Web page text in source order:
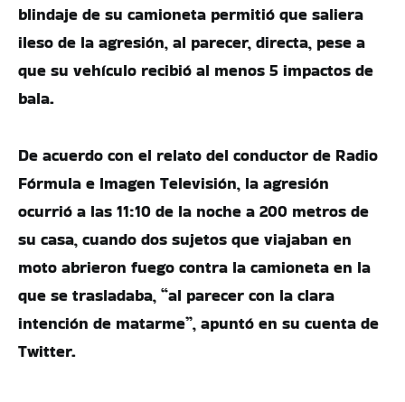
blindaje de su camioneta permitió que saliera
ileso de la agresión, al parecer, directa, pese a
que su vehículo recibió al menos 5 impactos de
bala.
De acuerdo con el relato del conductor de Radio
Fórmula e Imagen Televisión, la agresión
ocurrió a las 11:10 de la noche a 200 metros de
su casa, cuando dos sujetos que viajaban en
moto abrieron fuego contra la camioneta en la
que se trasladaba, “al parecer con la clara
intención de matarme”, apuntó en su cuenta de
Twitter.